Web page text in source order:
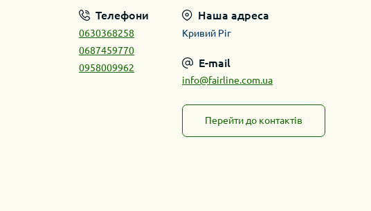
Телефони
0630368258
0687459770
0958009962
Наша адреса
Кривий Ріг
E-mail
info@fairline.com.ua
Перейти до контактів